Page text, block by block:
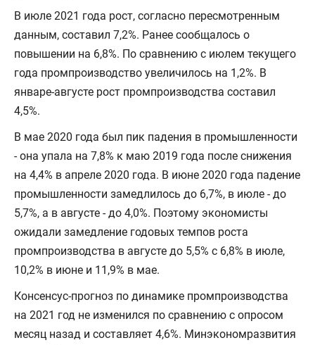
В июле 2021 года рост, согласно пересмотренным
данным, составил 7,2%. Ранее сообщалось о
повышении на 6,8%. По сравнению с июлем текущего
года промпроизводство увеличилось на 1,2%. В
январе-августе рост промпроизводства составил
4,5%.
В мае 2020 года был пик падения в промышленности
- она упала на 7,8% к маю 2019 года после снижения
на 4,4% в апреле 2020 года. В июне 2020 года падение
промышленности замедлилось до 6,7%, в июле - до
5,7%, а в августе - до 4,0%. Поэтому экономисты
ожидали замедление годовых темпов роста
промпроизводства в августе до 5,5% с 6,8% в июле,
10,2% в июне и 11,9% в мае.
Консенсус-прогноз по динамике промпроизводства
на 2021 год не изменился по сравнению с опросом
месяц назад и составляет 4,6%. Минэкономразвития